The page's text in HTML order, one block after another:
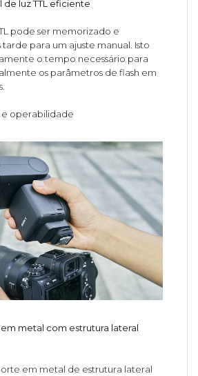
luz TTL eficiente
pode ser memorizado e
para um ajuste manual. Isto
o tempo necessário para
os parâmetros de flash em
operabilidade
metal com estrutura lateral
em metal de estrutura lateral